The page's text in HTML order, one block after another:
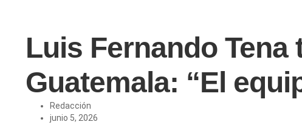
Luis Fernando
Guatemala: “El
Redacción
junio 5, 2026